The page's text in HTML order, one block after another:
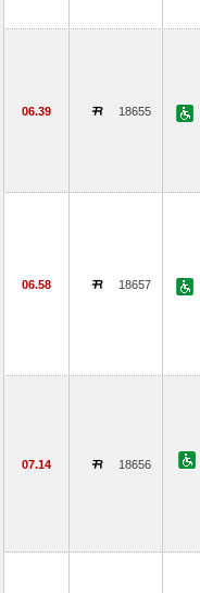
06.39 18655
06.58 18657
07.14 18656